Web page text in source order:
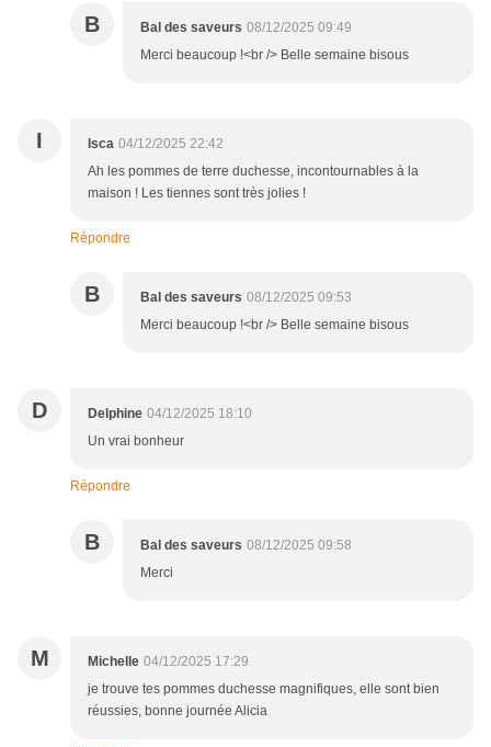
B Bal des saveurs 08/12/2025 09:49
Merci beaucoup !<br /> Belle semaine bisous
I Isca 04/12/2025 22:42
Ah les pommes de terre duchesse, incontournables à la
maison ! Les tiennes sont très jolies !
Répondre
B Bal des saveurs 08/12/2025 09:53
Merci beaucoup !<br /> Belle semaine bisous
D Delphine 04/12/2025 18:10
Un vrai bonheur
Répondre
B Bal des saveurs 08/12/2025 09:58
Merci
M Michelle 04/12/2025 17:29
je trouve tes pommes duchesse magnifiques, elle sont bien
réussies, bonne journée Alicia